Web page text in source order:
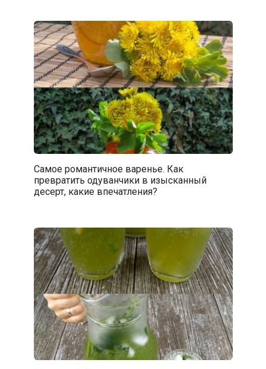
Самое романтичное варенье. Как
превратить одуванчики в изысканный
десерт, какие впечатления?